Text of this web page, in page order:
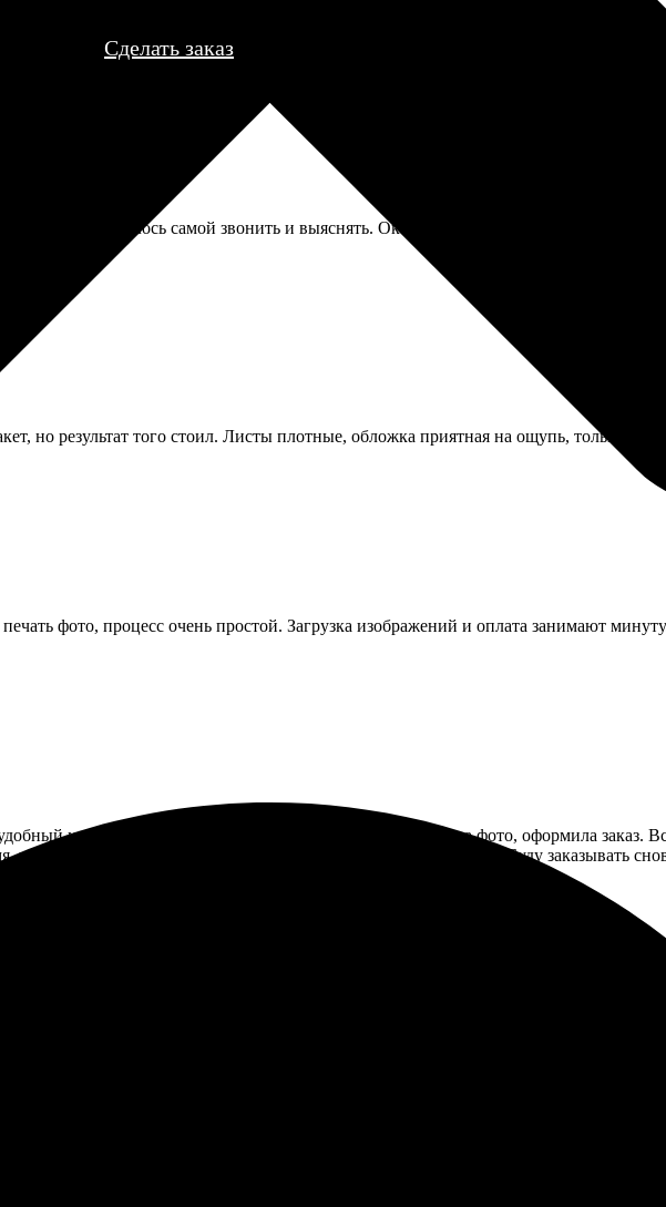
Сделать заказ
Пришлось самой звонить и выяснять. Оказалось, проблемы с логистикой,
но результат того стоил. Листы плотные, обложка приятная на ощупь, только
фото, процесс очень простой. Загрузка изображений и оплата занимают
интерфейс. Зашла на сайт, выбрала размер, загрузила фото, оформила заказ.
упаковка хорошая. Фото выглядят отлично, цвета насыщенные. Буду заказывать
все сделали быстро и аккуратно. Персонал вежливый, всегда на связи. Рекомендую!